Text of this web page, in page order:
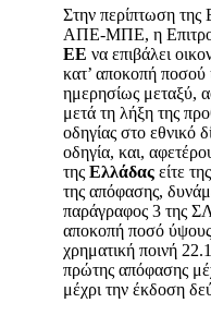
Στην περίπτωση της
ΑΠΕ-ΜΠΕ, η
ΕΕ να επιβάλει
κατ’ αποκοπή
ημερησίως μεταξύ,
μετά τη λήξη της
οδηγίας στο εθνικό
οδηγία, και,
της Ελλάδας είτε
της απόφασης,
παράγραφος 3 της
αποκοπή ποσό
χρηματική ποινή
πρώτης απόφασης
μέχρι την έκδοση